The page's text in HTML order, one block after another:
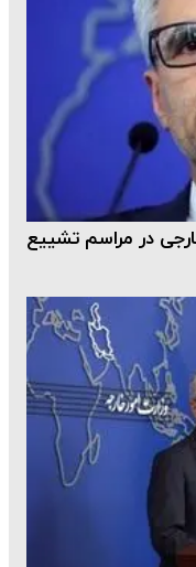
خارجی در مراسم تشییع